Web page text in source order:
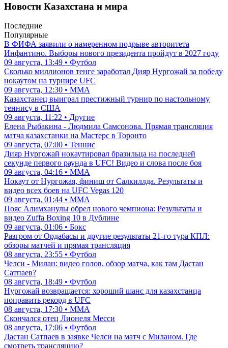
Новости Казахстана и мира
Последние
Популярные
В ФИФА заявили о намеренном подрыве авторитета
Инфантино. Выборы нового президента пройдут в 2027 году
09 августа, 13:49 • Футбол
Сколько миллионов тенге заработал Дияр Нургожай за победу
нокаутом на турнире UFC
09 августа, 12:30 • ММА
Казахстанец выиграл престижный турнир по настольному
теннису в США
09 августа, 11:22 • Другие
Елена Рыбакина - Людмила Самсонова. Прямая трансляция
матча казахстанки на Мастерс в Торонто
09 августа, 07:00 • Теннис
Дияр Нургожай нокаутировал бразильца на последней
секунде первого раунда в UFC! Видео и слова после боя
09 августа, 04:16 • ММА
Нокаут от Нургожая, финиш от Салкиллда. Результаты и
видео всех боев на UFC Vegas 120
09 августа, 01:44 • ММА
Пояс Алимханулы обрел нового чемпиона: Результаты и
видео Zuffa Boxing 10 в Дублине
09 августа, 01:06 • Бокс
Разгром от Ордабасы и другие результаты 21-го тура КПЛ:
обзоры матчей и прямая трансляция
08 августа, 23:55 • Футбол
Челси - Милан: видео голов, обзор матча, как там Дастан
Сатпаев?
08 августа, 18:49 • Футбол
Нургожай возвращается: хороший шанс для казахстанца
поправить рекорд в UFC
08 августа, 17:30 • ММА
Скончался отец Лионеля Месси
08 августа, 17:06 • Футбол
Дастан Сатпаев в заявке Челси на матч с Миланом. Где
смотреть трансляцию?